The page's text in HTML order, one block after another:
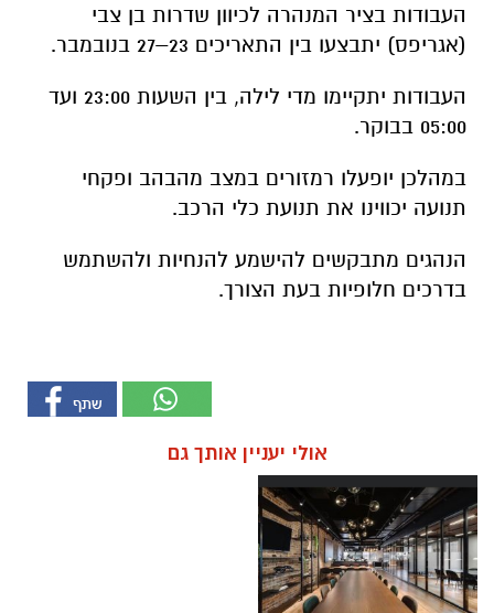
העבודות בציר המנהרה לכיוון שדרות בן צבי
(אגריפס) יתבצעו בין התאריכים 23–27 בנובמבר.
העבודות יתקיימו מדי לילה, בין השעות 23:00 ועד
05:00 בבוקר.
במהלכן יופעלו רמזורים במצב מהבהב ופקחי
תנועה יכווינו את תנועת כלי הרכב.
הנהגים מתבקשים להישמע להנחיות ולהשתמש
בדרכים חלופיות בעת הצורך.
אולי יעניין אותך גם